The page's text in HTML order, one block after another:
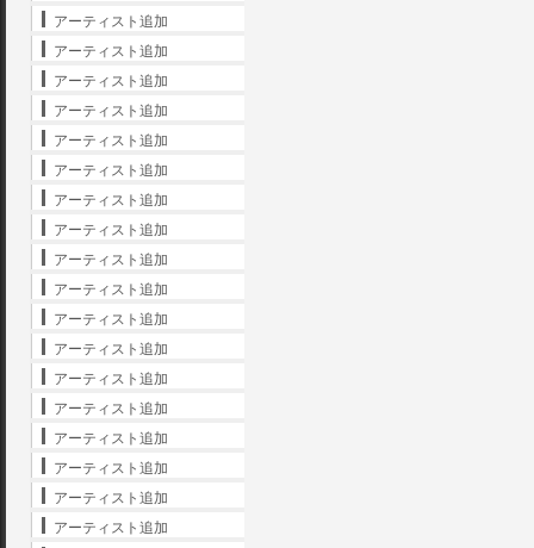
アーティスト追加
アーティスト追加
アーティスト追加
アーティスト追加
アーティスト追加
アーティスト追加
アーティスト追加
アーティスト追加
アーティスト追加
アーティスト追加
アーティスト追加
アーティスト追加
アーティスト追加
アーティスト追加
アーティスト追加
アーティスト追加
アーティスト追加
アーティスト追加